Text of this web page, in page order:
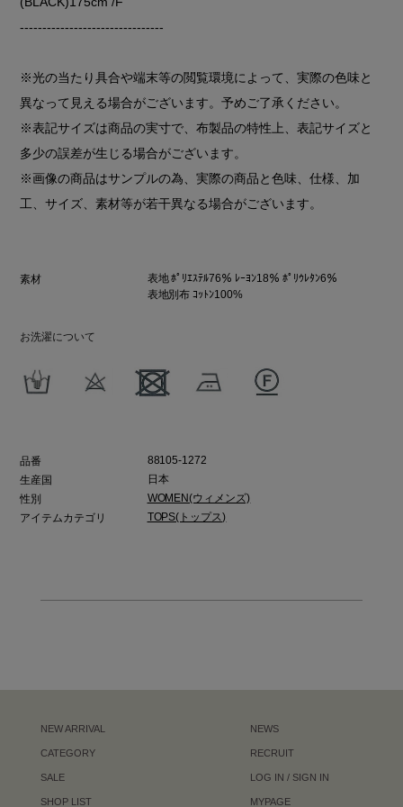
--------------------------------
※光の当たり具合や端末等の閲覧環境によって、実際の色味と
異なって見える場合がございます。予めご了承ください。
※表記サイズは商品の実寸で、布製品の特性上、表記サイズと
多少の誤差が生じる場合がございます。
※画像の商品はサンプルの為、実際の商品と色味、仕様、加
工、サイズ、素材等が若干異なる場合がございます。
素材
表地 ﾎﾟﾘｴｽﾃﾙ76％ ﾚｰﾖﾝ18％ ﾎﾟﾘｳﾚﾀﾝ6％
表地別布 ｺｯﾄﾝ100%
お洗濯について
品番
88105-1272
生産国
日本
性別
WOMEN(ウィメンズ)
アイテムカテゴリ
TOPS(トップス)
NEW ARRIVAL
CATEGORY
SALE
SHOP LIST
NEWS
RECRUIT
LOG IN / SIGN IN
MYPAGE